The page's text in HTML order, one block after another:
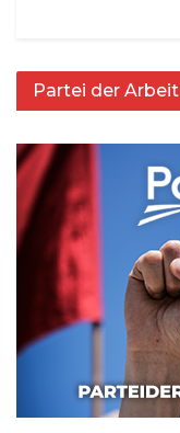
Partei der Arbeit